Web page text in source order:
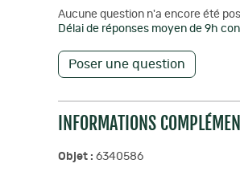
Aucune question n'a encore été
Délai de réponses moyen de 9h
Poser une question
INFORMATIONS
Objet : 6340586